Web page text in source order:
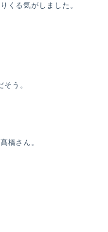
くる気がしました。
う。
橋さん。